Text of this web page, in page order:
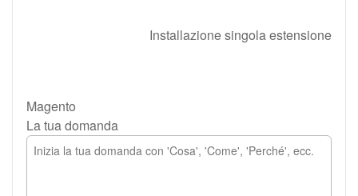
Installazione singola estensione
Magento
La tua domanda